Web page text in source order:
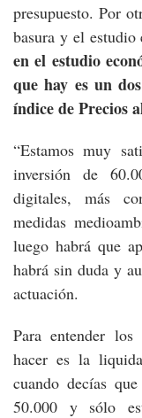
presupuesto. Por
basura y el
en el estudio
que hay es un
índice de Precios
“Estamos muy
inversión de
digitales, más
medidas
luego habrá que
habrá sin duda y
actuación.
Para entender
hacer es la
cuando decías
50.000 y sólo